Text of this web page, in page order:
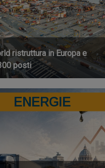
ristruttura in Europa e
posti
ENERGIE